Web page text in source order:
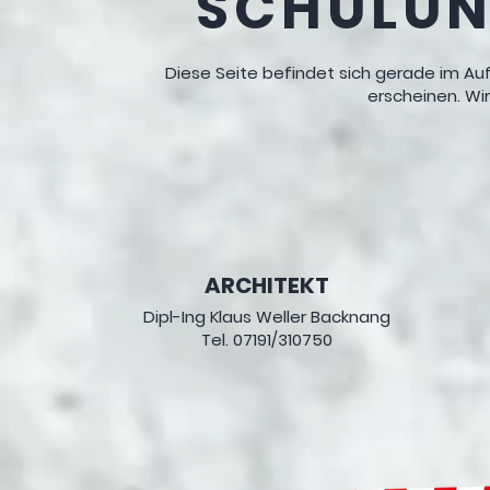
Diese Seite befindet sich gerade im
erscheinen.
ARCHITEKT
Dipl-Ing Klaus Weller Backnang
Tel. 07191/310750